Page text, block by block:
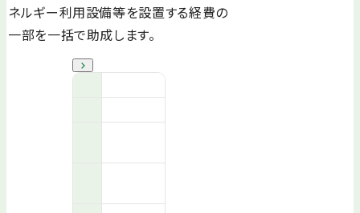
ネルギー利用設備等を設置する経費の
一部を一括で助成します。